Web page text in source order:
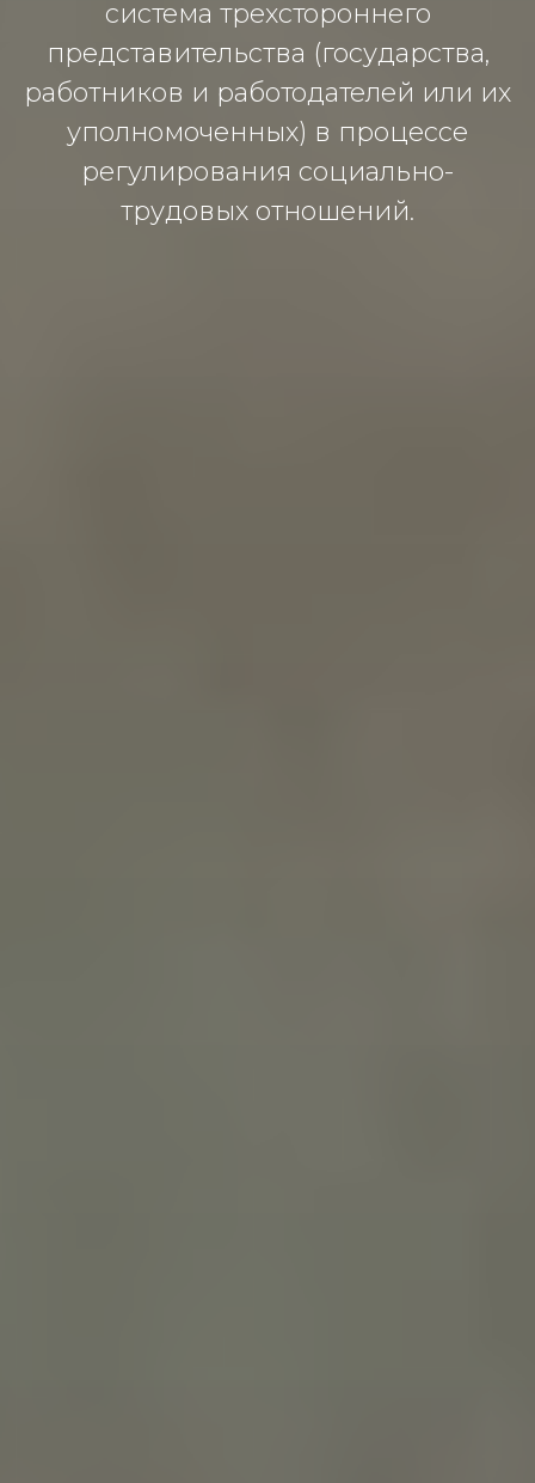
система трехстороннего
представительства (государства,
работников и работодателей или их
уполномоченных) в процессе
регулирования социально-
трудовых отношений.